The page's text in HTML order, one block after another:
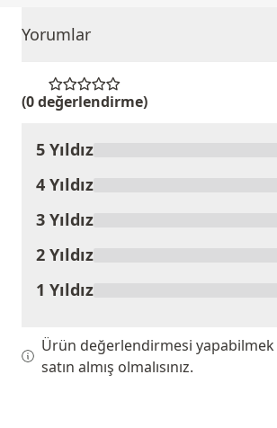
Yorumlar
(0 değerlendirme)
Ürünü Değerlendir
5 Yıldız
4 Yıldız
3 Yıldız
2 Yıldız
1 Yıldız
Ürün değerlendirmesi
satın almış olmalısınız.